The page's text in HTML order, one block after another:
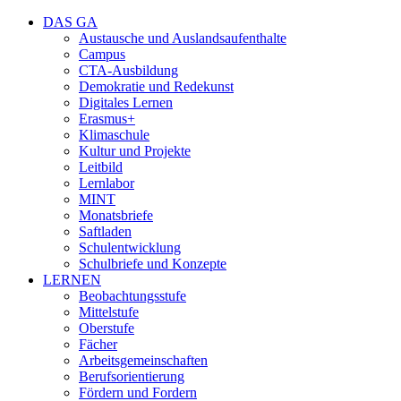
DAS GA
Austausche und Auslandsaufenthalte
Campus
CTA-Ausbildung
Demokratie und Redekunst
Digitales Lernen
Erasmus+
Klimaschule
Kultur und Projekte
Leitbild
Lernlabor
MINT
Monatsbriefe
Saftladen
Schulentwicklung
Schulbriefe und Konzepte
LERNEN
Beobachtungsstufe
Mittelstufe
Oberstufe
Fächer
Arbeitsgemeinschaften
Berufsorientierung
Fördern und Fordern